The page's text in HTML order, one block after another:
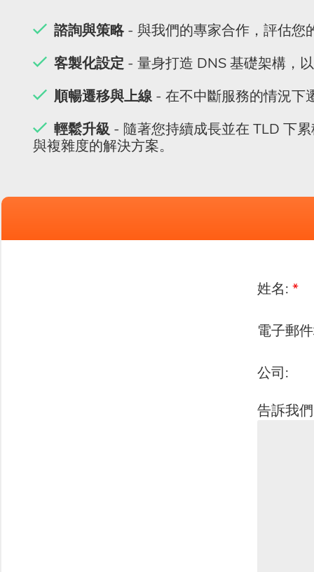
諮詢與策略- 與我們的專家合作，評估您
客製化設定 - 量身打造 DNS 基礎架構，
順暢遷移與上線- 在不中斷服務的情況下
輕鬆升級- 隨著您持續成長並在 TLD 下
與複雜度的解決方案。
姓名: *
電子郵
公司:
告訴我